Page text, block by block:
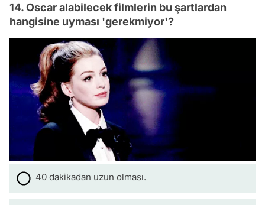
14. Oscar alabilecek filmlerin bu şartlardan
hangisine uyması 'gerekmiyor'?
40 dakikadan uzun olması.